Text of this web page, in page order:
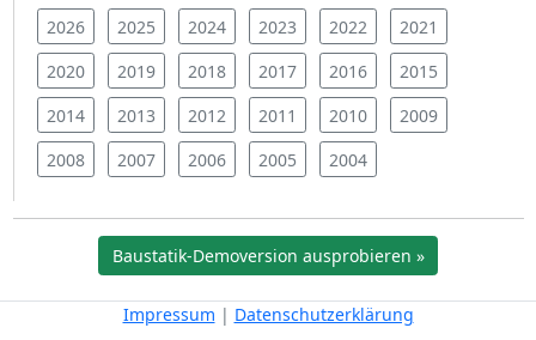
2026 2025 2024 2023 2022
2021
2020
2019 2018 2017 2016
2015
2014
2013 2012 2011 2010
2009
2008
2007 2006 2005 2004
Baustatik-Demoversion ausprobieren »
Impressum | Datenschutzerklärung